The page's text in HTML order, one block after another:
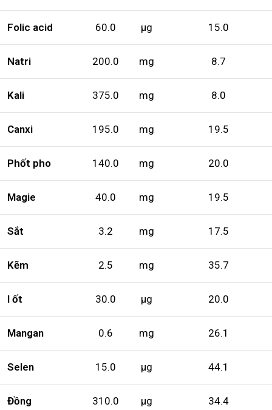
Folic acid 60.0 µg 15.0
Natri 200.0 mg 8.7
Kali 375.0 mg 8.0
Canxi 195.0 mg 19.5
Phốt pho 140.0 mg 20.0
Magie 40.0 mg 19.5
Sắt 3.2 mg 17.5
Kẽm 2.5 mg 35.7
I ốt 30.0 µg 20.0
Mangan 0.6 mg 26.1
Selen 15.0 µg 44.1
Đồng 310.0 µg 34.4